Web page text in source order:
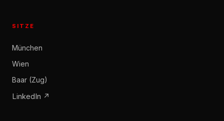
SITZE
München
Wien
Baar (Zug)
LinkedIn ↗